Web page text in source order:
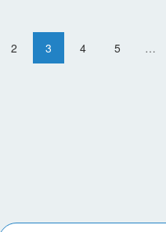
2 3 4 5 …